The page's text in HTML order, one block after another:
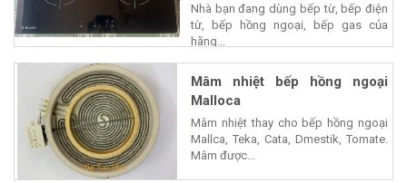
Nhà bạn đang dùng bếp từ, bếp điện
từ, bếp hồng ngoại, bếp gas của
hãng...
Mâm nhiệt bếp hồng ngoại
Malloca
Mâm nhiệt thay cho bếp hồng ngoại
Mallca, Teka, Cata, Dmestik, Tomate.
Mâm được...